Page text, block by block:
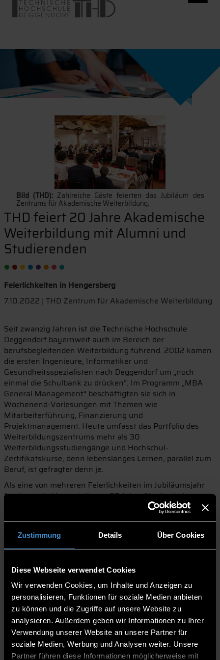
Zustimmung Details Über Cookies
Diese Webseite verwendet Cookies
Wir verwenden Cookies, um Inhalte und Anzeigen zu
personalisieren, Funktionen für soziale Medien anbieten
zu können und die Zugriffe auf unsere Website zu
analysieren. Außerdem geben wir Informationen zu Ihrer
Verwendung unserer Website an unsere Partner für
soziale Medien, Werbung und Analysen weiter. Unsere
Partner führen diese Informationen möglicherweise mit
Bild (THD): Zahlreiche Gäste feierten das Jubiläum des
Zentrums für Akademische Weiterbildung.
THD feiert 20 Jahre Akademische
Weiterbildung mit Alumni und
Studierenden
Feierlichkeiten in Hengersberg
7.10.2022 | THD Zentrum für Akademische Weiterbildung
Seit zwanzig Jahren ist die Technische Hochschule
Deggendorf bayernweit auch im Bereich der
berufsbegleitenden Weiterbildung führend. 2002 kamen
die ersten Ingenieure, Informatiker und
Gesundheitsspezialisten nach Deggendorf um „noch
einmal die Schulbank zu drücken“. Im Programm „MBA
General Management“ beschäftigten sie sich in
Wochenend-Vorlesungen mit Themen wie
Mitarbeiterführung, Finanzierung und
Projektmanagement. Heute umfasst das Portfolio des
Weiterbildungszentrums mehr als 30
Weiterbildungsstudiengänge und Hochschul-
Zertifikatskurse, denn lebenslanges Lernen, parallel zum
Beruf, ist gefragter denn je.
Als eine von mehreren Feierlichkeiten im Jubiläumsjahr
fand nun die Veranstaltung „20 Jahre Akademische
Weiterbildung an der THD“ statt. Zahlreiche Gäste folgten
der Einladung ins urige Nothaft-Gewölbe nach
Hengersberg, darunter zahlreiche Absolvent:innen und
aktuell Studierende aus nah und fern, zum Beispiel aus
Deggendorf und Umgebung, aber auch aus anderen
Brandenburg. Einer der Gäste ist Absolvent Christian
Fenzl. Sein Ausbildungsweg steht exemplarisch für so
viele Teilnehmer:innen, die sich im Laufe ihres
Berufslebens für eine akademische Weiterbildung
entscheiden. Fenzl machte zunächst eine Ausbildung am
Bezirkskrankenhaus Mainkofen, danach absolvierte er
das Abitur und später ein Diplomstudium. Als Aufgaben
und Verantwortungsbereiche im Beruf immer weiter